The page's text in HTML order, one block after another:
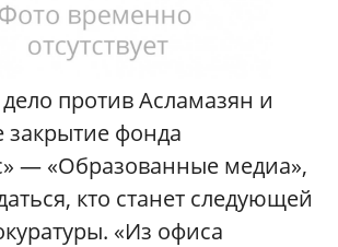
против Асламазян и
закрытие фонда
— «Образованные медиа»,
кто станет следующей
«Из офиса